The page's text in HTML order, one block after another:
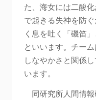
た、海女には二酸
で起きる失神を防
く息を吐く「磯笛
といいます。チー
しなやかさと関係
います。
同研究所人間情